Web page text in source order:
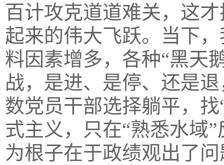
百计攻克道道难关，这
起来的伟大飞跃。当下
料因素增多，各种“黑天
战，是进、是停、还是
数党员干部选择躺平，
式主义，只在“熟悉水
为根子在于政绩观出了